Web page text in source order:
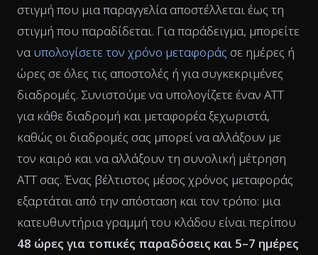
στιγμή που μια παραγγελία αποστέλλεται έως τη
στιγμή που παραδίδεται. Για παράδειγμα, μπορείτε
ναυπολογίσετε τον χρόνο μεταφοράς σε ημέρες ή
ώρες σε όλες τις αποστολές ή για συγκεκριμένες
διαδρομές. Συνιστούμε να υπολογίζετε έναν ATT
για κάθε διαδρομή και μεταφορέα ξεχωριστά,
καθώς οι διαδρομές σας μπορεί να αλλάξουν με
τον καιρό και να αλλάξουν τη συνολική μέτρηση
ATT σας. Ένας βέλτιστος μέσος χρόνος μεταφοράς
εξαρτάται από την απόσταση και τον τρόπο: μια
κατευθυντήρια γραμμή του κλάδου είναι περίπου
48 ώρες για τοπικές παραδόσεις και 5–7 ημέρες